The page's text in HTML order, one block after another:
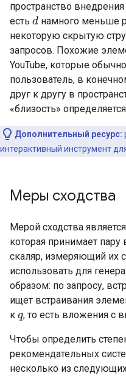
пространство
есть d намного меньше
некоторую скрытую
запросов. Похожие
YouTube, которые
пользователь, в
друг к другу в
«близость»
Дополнительный ресурс:
интерактивный инструмент
Меры сходства
Мерой сходства
которая принимает
скаляр, измеряющий их
использовать для
образом: по запросу,
ищет встраивания
к q, то есть вложения с
Чтобы определить
рекомендательных
несколько из